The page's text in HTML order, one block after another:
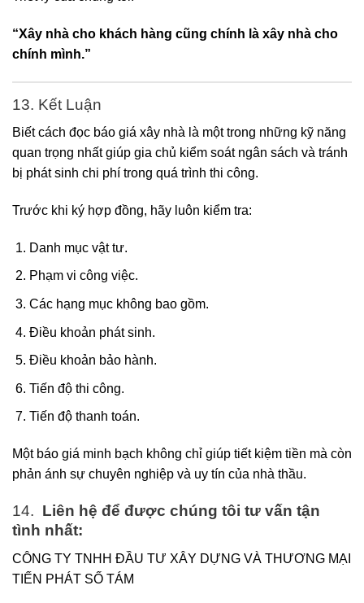
“Xây nhà cho khách hàng cũng chính là xây nhà cho
chính mình.”
13. Kết Luận
Biết cách đọc báo giá xây nhà là một trong những kỹ năng
quan trọng nhất giúp gia chủ kiểm soát ngân sách và tránh
bị phát sinh chi phí trong quá trình thi công.
Trước khi ký hợp đồng, hãy luôn kiểm tra:
Danh mục vật tư.
Phạm vi công việc.
Các hạng mục không bao gồm.
Điều khoản phát sinh.
Điều khoản bảo hành.
Tiến độ thi công.
Tiến độ thanh toán.
Một báo giá minh bạch không chỉ giúp tiết kiệm tiền mà còn
phản ánh sự chuyên nghiệp và uy tín của nhà thầu.
14. Liên hệ để được chúng tôi tư vấn tận
tình nhất:
CÔNG TY TNHH ĐẦU TƯ XÂY DỰNG VÀ THƯƠNG MẠI
TIẾN PHÁT SỐ TÁM